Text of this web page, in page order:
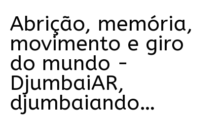
Abrição, memória,
movimento e giro
do mundo -
DjumbaiAR,
djumbaiando…